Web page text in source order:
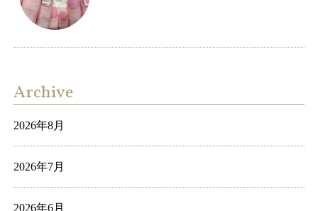
Archive
2026年8月
2026年7月
2026年6月